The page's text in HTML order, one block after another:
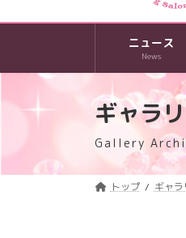
ニュース
News
ギャラ
Gallery
トップ ギャ